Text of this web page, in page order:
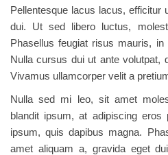
Pellentesque lacus lacus, efficitur
dui. Ut sed libero luctus,
Phasellus feugiat risus mauris,
Nulla cursus dui ut ante volutpat,
Vivamus ullamcorper velit a
Nulla sed mi leo, sit amet
blandit ipsum, at adipiscing
ipsum, quis dapibus magna.
amet aliquam a, gravida eget